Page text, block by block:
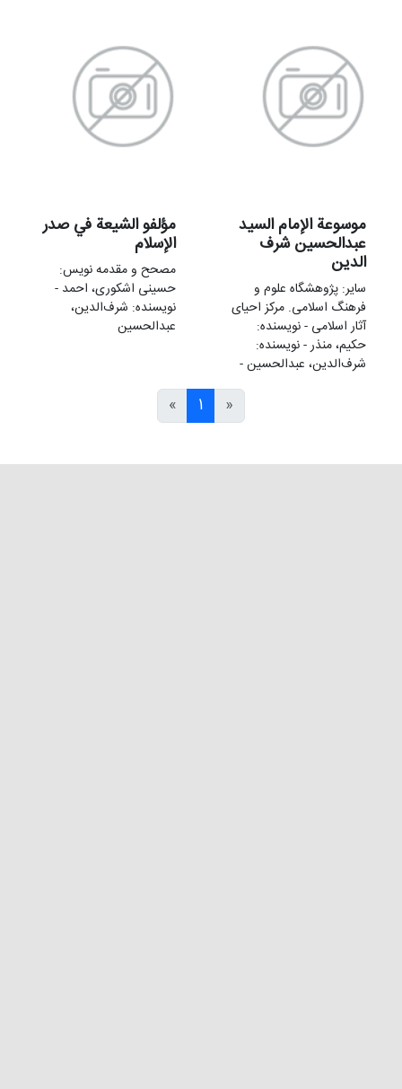
موسوعة الإمام السید
عبدالحسین شرف
الدین
سایر: پژوهشگاه علوم و
فرهنگ اسلامی. مرکز احیای
آثار اسلامی - نویسنده:
حکیم، منذر - نویسنده:
شرف‌الدین، عبدالحسین -
مؤلفو الشيعة في صدر
الإسلام
مصحح و مقدمه نويس:
حسینی اشکوری، احمد -
نویسنده: شرف‌الدین،
عبدالحسین
«
1
»